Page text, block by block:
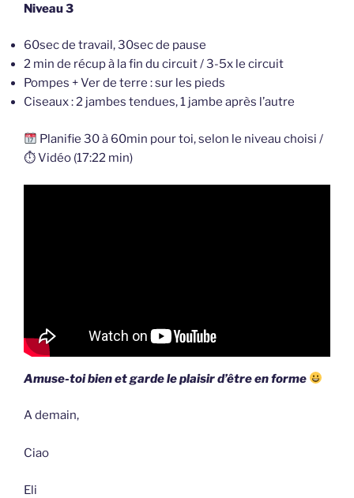
Niveau 3
60sec de travail, 30sec de pause
2 min de récup à la fin du circuit / 3-5x le circuit
Pompes + Ver de terre : sur les pieds
Ciseaux : 2 jambes tendues, 1 jambe après l’autre
Planifie 30 à 60min pour toi, selon le niveau choisi /
⏱ Vidéo (17:22 min)
Amuse-toi bien et garde le plaisir d’être en forme
A demain,
Ciao
Eli